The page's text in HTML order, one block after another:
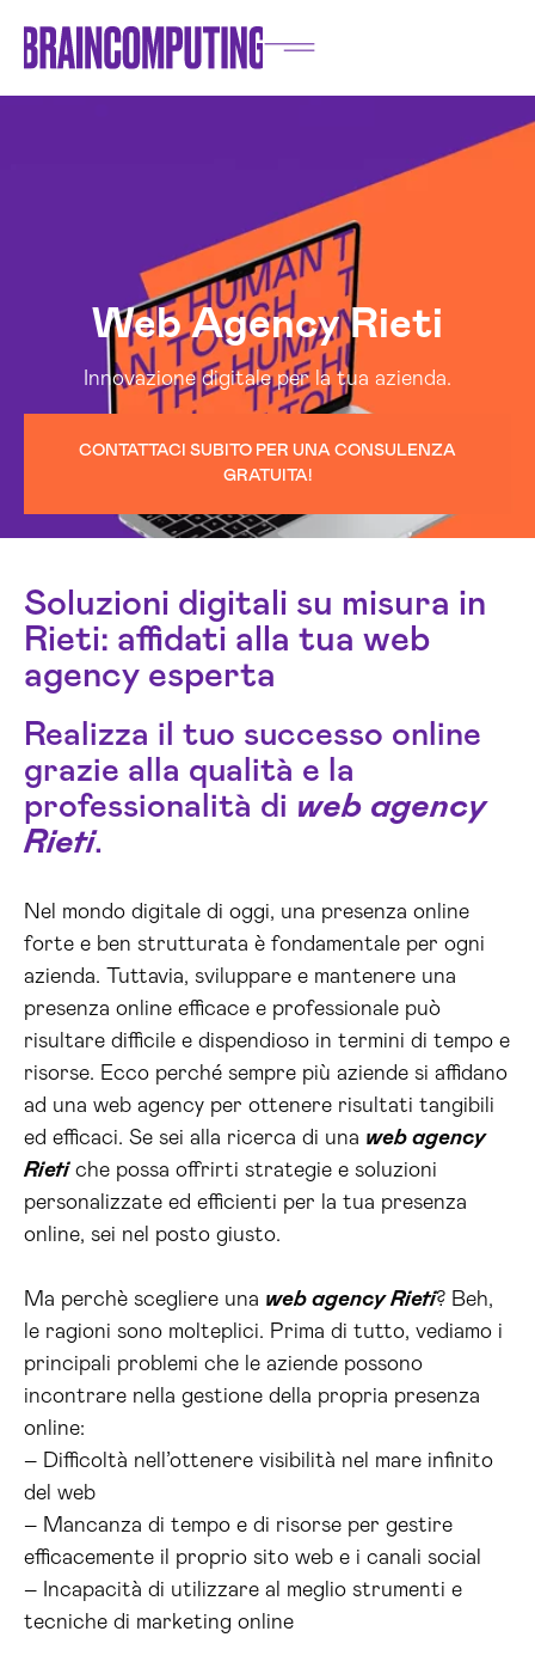
Web Agency Rieti
Innovazione digitale per la tua azienda.
CONTATTACI SUBITO PER UNA CONSULENZA
GRATUITA!
Soluzioni digitali su misura in
Rieti: affidati alla tua web
agency esperta
Realizza il tuo successo online
grazie alla qualità e la
professionalità di web agency
Rieti.
Nel mondo digitale di oggi, una presenza online
forte e ben strutturata è fondamentale per ogni
azienda. Tuttavia, sviluppare e mantenere una
presenza online efficace e professionale può
risultare difficile e dispendioso in termini di tempo e
risorse. Ecco perché sempre più aziende si affidano
ad una web agency per ottenere risultati tangibili
ed efficaci. Se sei alla ricerca di una web agency
Rietiche possa offrirti strategie e soluzioni
personalizzate ed efficienti per la tua presenza
online, sei nel posto giusto.
Ma perchè scegliere una web agency Rieti? Beh,
le ragioni sono molteplici. Prima di tutto, vediamo i
principali problemi che le aziende possono
incontrare nella gestione della propria presenza
online:
– Difficoltà nell’ottenere visibilità nel mare infinito
del web
– Mancanza di tempo e di risorse per gestire
efficacemente il proprio sito web e i canali social
– Incapacità di utilizzare al meglio strumenti e
tecniche di marketing online